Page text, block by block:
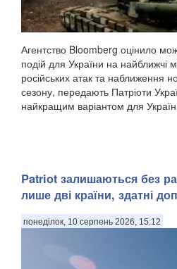
Агентство Bloomberg оцінило
подій для України на найближчі
російських атак та наближення
сезону, передають Патріоти
найкращим варіантом для
Patriot залишаються без
лише дві країни, здатні
понеділок, 10 серпень 2026, 15:12